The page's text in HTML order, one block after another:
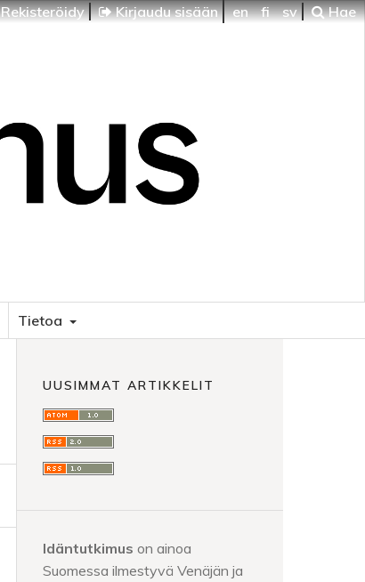
Rekisteröidy Kirjaudu sisään en fi sv Hae
Tietoa
UUSIMMAT ARTIKKELIT
Idäntutkimus on ainoa
Suomessa ilmestyvä Venäjän ja